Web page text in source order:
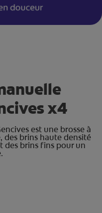
x4
est une brosse à
des brins haute densité
des brins fins pour un